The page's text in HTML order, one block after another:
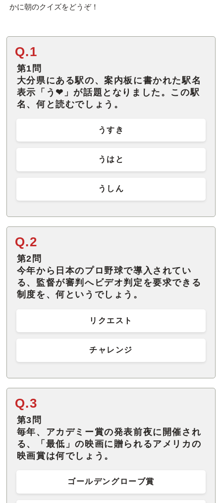
かに朝のクイズをどうぞ！
Q.1
第1問
大分県にある駅の、案内板に書かれた駅名
表示「う❤」が話題となりました。この駅
名、何と読むでしょう。
うすき
うはと
うしん
Q.2
第2問
今年から日本のプロ野球で導入されてい
る、監督が審判へビデオ判定を要求できる
制度を、何というでしょう。
リクエスト
チャレンジ
Q.3
第3問
毎年、アカデミー賞の発表前夜に開催され
る、「最低」の映画に贈られるアメリカの
映画賞は何でしょう。
ゴールデングローブ賞